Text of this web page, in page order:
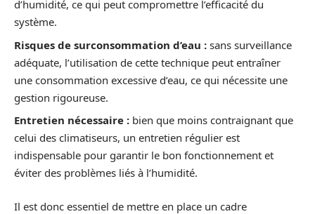
d’humidité, ce qui peut compromettre l’efficacité du
système.
Risques de surconsommation d’eau : sans surveillance
adéquate, l’utilisation de cette technique peut entraîner
une consommation excessive d’eau, ce qui nécessite une
gestion rigoureuse.
Entretien nécessaire : bien que moins contraignant que
celui des climatiseurs, un entretien régulier est
indispensable pour garantir le bon fonctionnement et
éviter des problèmes liés à l’humidité.
Il est donc essentiel de mettre en place un cadre